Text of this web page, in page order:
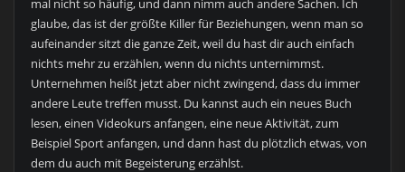
mal nicht so häufig, und dann nimm auch andere Sachen. Ich
glaube, das ist der größte Killer für Beziehungen, wenn man so
aufeinander sitzt die ganze Zeit, weil du hast dir auch einfach
nichts mehr zu erzählen, wenn du nichts unternimmst.
Unternehmen heißt jetzt aber nicht zwingend, dass du immer
andere Leute treffen musst. Du kannst auch ein neues Buch
lesen, einen Videokurs anfangen, eine neue Aktivität, zum
Beispiel Sport anfangen, und dann hast du plötzlich etwas, von
dem du auch mit Begeisterung erzählst.